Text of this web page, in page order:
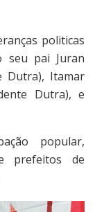
politicas
seu pai Juran
Dutra), Itamar
Dutra), e
popular,
prefeitos de